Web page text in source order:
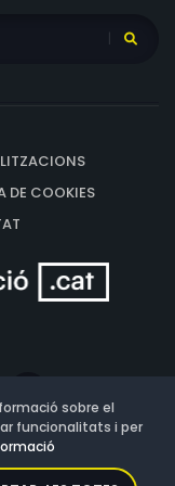
Tahil, Stanley
Amarjeet,
Shende, Rovil
Abdulla, Gito
DE COOKIES
sobre el
funcionalitats i per